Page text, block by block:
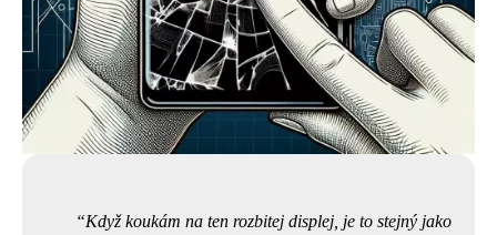
Když koukám na ten rozbitej displej, je to stejný jako